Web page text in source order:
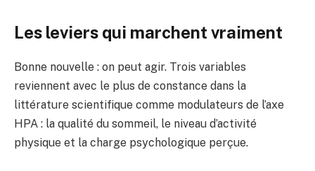
Les leviers qui marchent vraiment
Bonne nouvelle : on peut agir. Trois variables
reviennent avec le plus de constance dans la
littérature scientifique comme modulateurs de l’axe
HPA : la qualité du sommeil, le niveau d’activité
physique et la charge psychologique perçue.